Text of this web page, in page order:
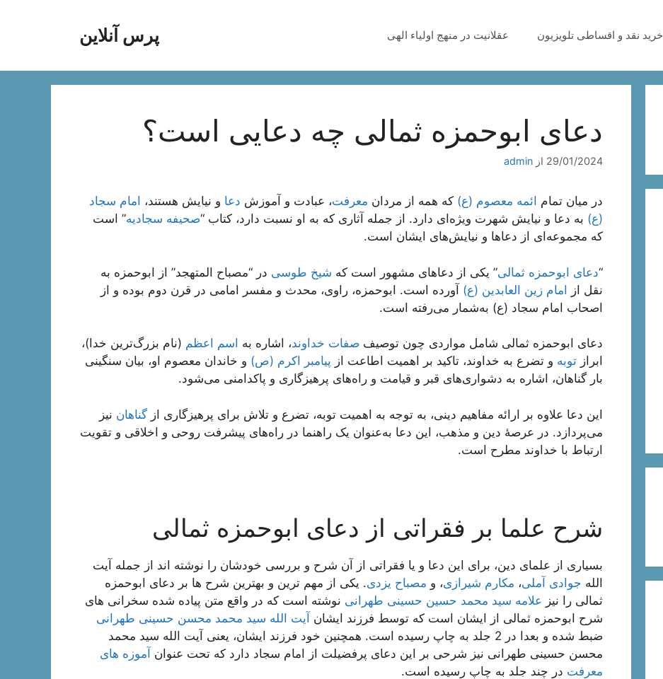
پرس آنلاین خرید نقد و اقساطی تلویزیون عقلانیت در منهج اولیاء الهی
دعای ابوحمزه ثمالی چه دعایی است؟
29/01/2024 از admin
در میان تمام ائمه معصوم (ع) که همه از مردان معرفت، عبادت و آموزش دعا و نیایش هستند، امام سجاد
(ع) به دعا و نیایش شهرت ویژه‌ای دارد. از جمله آثاری که به او نسبت دارد، کتاب “صحیفه سجادیه” است
که مجموعه‌ای از دعاها و نیایش‌های ایشان است.
“دعای ابوحمزه ثمالی” یکی از دعاهای مشهور است که شیخ طوسی در “مصباح المتهجد” از ابوحمزه به
نقل از امام زین العابدین (ع) آورده است. ابوحمزه، راوی، محدث و مفسر امامی در قرن دوم بوده و از
اصحاب امام سجاد (ع) به‌شمار می‌رفته است.
دعای ابوحمزه ثمالی شامل مواردی چون توصیف صفات خداوند، اشاره به اسم اعظم (نام بزرگ‌ترین خدا)،
ابراز توبه و تضرع به خداوند، تاکید بر اهمیت اطاعت از پیامبر اکرم (ص) و خاندان معصوم او، بیان سنگینی
بار گناهان، اشاره به دشواری‌های قبر و قیامت و راه‌های پرهیزگاری و پاکدامنی می‌شود.
این دعا علاوه بر ارائه مفاهیم دینی، به توجه به اهمیت توبه، تضرع و تلاش برای پرهیزگاری از گناهان نیز
می‌پردازد. در عرصهٔ دین و مذهب، این دعا به‌عنوان یک راهنما در راه‌های پیشرفت روحی و اخلاقی و تقویت
ارتباط با خداوند مطرح است.
شرح علما بر فقراتی از دعای ابوحمزه ثمالی
بسیاری از علمای دین، برای این دعا و یا فقراتی از آن شرح و بررسی خودشان را نوشته اند از جمله آیت
الله جوادی آملی، مکارم شیرازی، و مصباح یزدی. یکی از مهم ترین و بهترین شرح ها بر دعای ابوحمزه
ثمالی را نیز علامه سید محمد حسین حسینی طهرانی نوشته است که در واقع متن پیاده شده سخرانی های
شرح ابوحمزه ثمالی از ایشان است که توسط فرزند ایشان آیت الله سید محمد محسن حسینی طهرانی
ضبط شده و بعدا در 2 جلد به چاپ رسیده است. همچنین خود فرزند ایشان، یعنی آیت الله سید محمد
محسن حسینی طهرانی نیز شرحی بر این دعای پرفضیلت از امام سجاد دارد که تحت عنوان آموزه های
معرفت در چند جلد به چاپ رسیده است.